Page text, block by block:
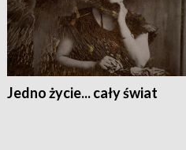
Jedno życie... cały świat